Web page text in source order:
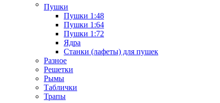
Пушки
Пушки 1:48
Пушки 1:64
Пушки 1:72
Ядра
Станки (лафеты) для пушек
Разное
Решетки
Рымы
Таблички
Трапы